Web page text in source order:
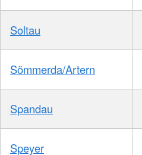
Soltau
Sömmerda/Artern
Spandau
Speyer